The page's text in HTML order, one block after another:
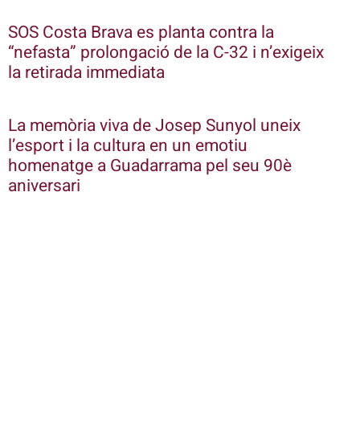
SOS Costa Brava es planta contra la
“nefasta” prolongació de la C-32 i n’exigeix
la retirada immediata
La memòria viva de Josep Sunyol uneix
l’esport i la cultura en un emotiu
homenatge a Guadarrama pel seu 90è
aniversari